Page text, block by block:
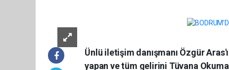
Ünlü iletişim danışmanı Özgür
yapan ve tüm gelirini Tüvana